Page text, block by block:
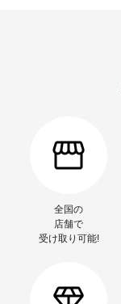
全国の
店舗で
受け取り可能!